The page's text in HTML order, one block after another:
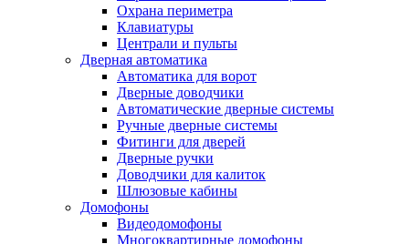
Охрана периметра
Клавиатуры
Централи и пульты
Дверная автоматика
Автоматика для ворот
Дверные доводчики
Автоматические дверные системы
Ручные дверные системы
Фитинги для дверей
Дверные ручки
Доводчики для калиток
Шлюзовые кабины
Домофоны
Видеодомофоны
Многоквартирные домофоны